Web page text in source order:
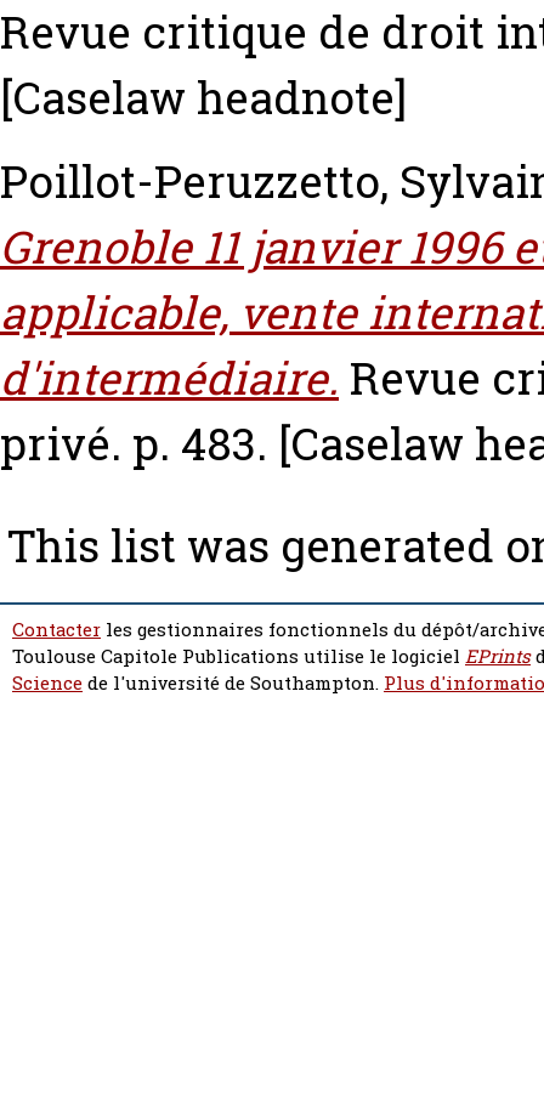
Revue critique de droit
[Caselaw headnote]
Poillot-Peruzzetto,
Grenoble 11 janvier 1996
applicable, vente
d'intermédiaire. Revue
privé. p. 483. [Caselaw
This list was generated
Contacter les gestionnaires fonctionnels du dépôt/
Toulouse Capitole Publications utilise le logiciel EPrints
Sciencede l'université de Southampton. Plus